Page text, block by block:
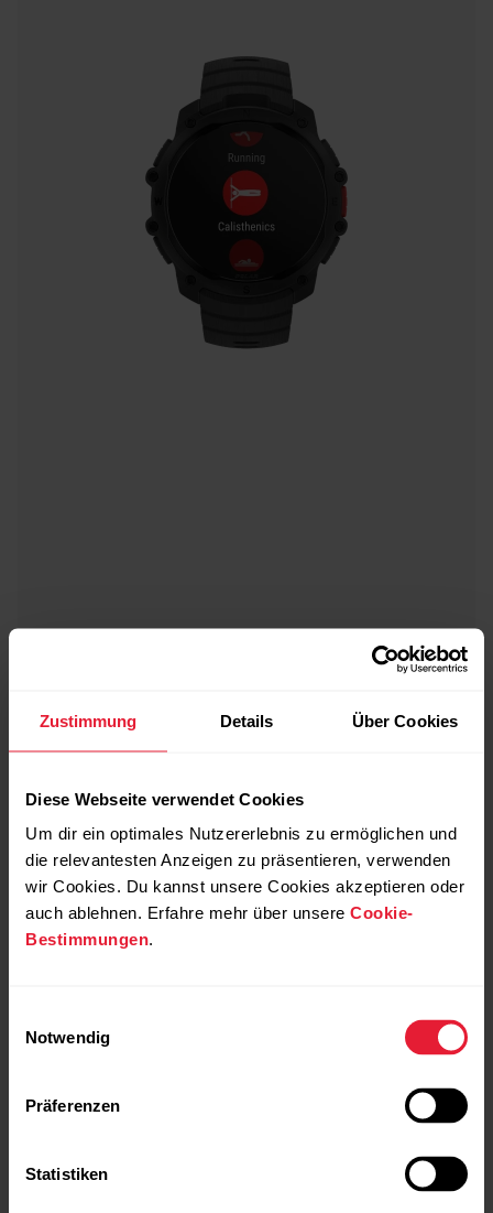
Zustimmung Details Über Cookies
Diese Webseite verwendet Cookies
Um dir ein optimales Nutzererlebnis zu ermöglichen und
die relevantesten Anzeigen zu präsentieren, verwenden
wir Cookies. Du kannst unsere Cookies akzeptieren oder
auch ablehnen. Erfahre mehr über unsere Cookie-
Bestimmungen.
Notwendig
Präferenzen
Statistiken
Die City-Sportuhr
Details
Snow White